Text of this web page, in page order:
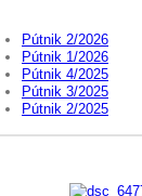
Pútnik 2/2026
Pútnik 1/2026
Pútnik 4/2025
Pútnik 3/2025
Pútnik 2/2025